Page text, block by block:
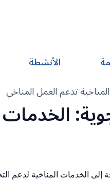
الأنشطة
تدعم العمل المناخي
إلى الخدمات المناخية لدعم